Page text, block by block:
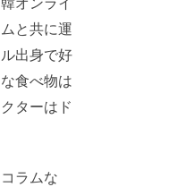
オンライ
と共に運
出身で好
食べ物は
ターはド
ラムな